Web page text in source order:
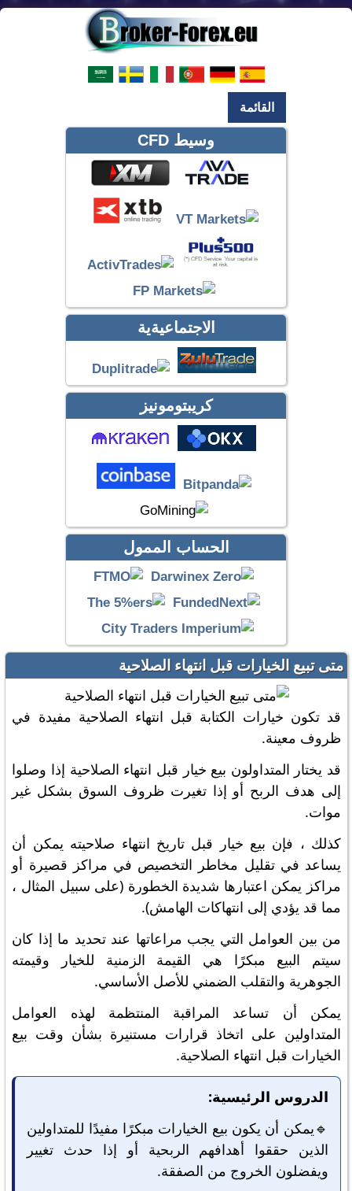
القائمة
وسيط CFD
الاجتماعيةية
كريبتومونيز
الحساب الممول
متى تبيع الخيارات قبل انتهاء الصلاحية
قد تكون خيارات الكتابة قبل انتهاء الصلاحية مفيدة في
ظروف معينة.
قد يختار المتداولون بيع خيار قبل انتهاء الصلاحية إذا وصلوا
إلى هدف الربح أو إذا تغيرت ظروف السوق بشكل غير
موات.
كذلك ، فإن بيع خيار قبل تاريخ انتهاء صلاحيته يمكن أن
يساعد في تقليل مخاطر التخصيص في مراكز قصيرة أو
مراكز يمكن اعتبارها شديدة الخطورة (على سبيل المثال ،
مما قد يؤدي إلى انتهاكات الهامش).
من بين العوامل التي يجب مراعاتها عند تحديد ما إذا كان
سيتم البيع مبكرًا هي القيمة الزمنية للخيار وقيمته
الجوهرية والتقلب الضمني للأصل الأساسي.
يمكن أن تساعد المراقبة المنتظمة لهذه العوامل
المتداولين على اتخاذ قرارات مستنيرة بشأن وقت بيع
الخيارات قبل انتهاء الصلاحية.
الدروس الرئيسية:
🔹يمكن أن يكون بيع الخيارات مبكرًا مفيدًا للمتداولين
الذين حققوا أهدافهم الربحية أو إذا حدث تغيير
ويفضلون الخروج من الصفقة.